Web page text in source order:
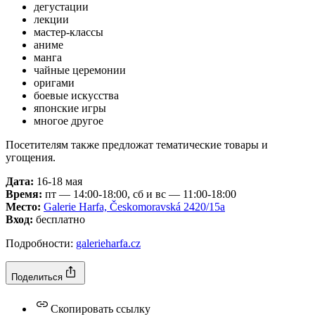
дегустации
лекции
мастер-классы
аниме
манга
чайные церемонии
оригами
боевые искусства
японские игры
многое другое
Посетителям также предложат тематические товары и
угощения.
Дата: 16-18 мая
Время: пт — 14:00-18:00, сб и вс — 11:00-18:00
Место: Galerie Harfa, Českomoravská 2420/15a‎
Вход: бесплатно
Подробности: galerieharfa.cz
Поделиться
Скопировать ссылку